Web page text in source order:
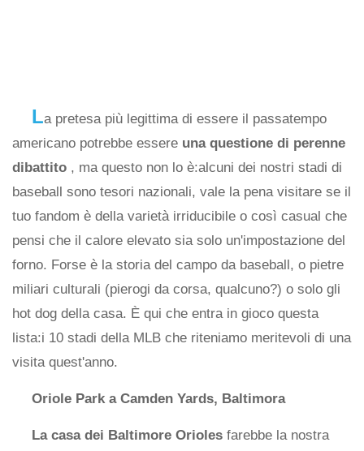
La pretesa più legittima di essere il passatempo
americano potrebbe essere una questione di perenne
dibattito , ma questo non lo è:alcuni dei nostri stadi di
baseball sono tesori nazionali, vale la pena visitare se il
tuo fandom è della varietà irriducibile o così casual che
pensi che il calore elevato sia solo un'impostazione del
forno. Forse è la storia del campo da baseball, o pietre
miliari culturali (pierogi da corsa, qualcuno?) o solo gli
hot dog della casa. È qui che entra in gioco questa
lista:i 10 stadi della MLB che riteniamo meritevoli di una
visita quest'anno.
Oriole Park a Camden Yards, Baltimora
La casa dei Baltimore Orioles farebbe la nostra